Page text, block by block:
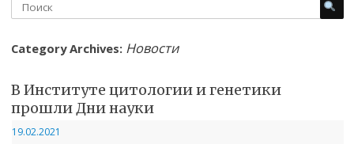
Category Archives: Новости
В Институте цитологии и генетики
прошли Дни науки
19.02.2021